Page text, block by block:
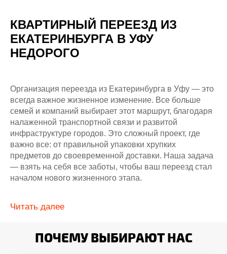
КВАРТИРНЫЙ ПЕРЕЕЗД ИЗ
ЕКАТЕРИНБУРГА В УФУ
НЕДОРОГО
Организация переезда из Екатеринбурга в Уфу — это
всегда важное жизненное изменение. Все больше
семей и компаний выбирает этот маршрут, благодаря
налаженной транспортной связи и развитой
инфраструктуре городов. Это сложный проект, где
важно все: от правильной упаковки хрупких
предметов до своевременной доставки. Наша задача
— взять на себя все заботы, чтобы ваш переезд стал
началом нового жизненного этапа.
квартирного переезда по маршруту Екатеринбург —
Читать далее
ПОЧЕМУ ВЫБИРАЮТ НАС